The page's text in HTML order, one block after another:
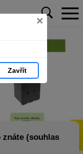
×
Zavřít
(souhlas